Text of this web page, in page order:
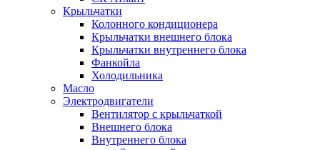
Крыльчатки
Колонного кондиционера
Крыльчатки внешнего блока
Крыльчатки внутреннего блока
Фанкойла
Холодильника
Масло
Электродвигатели
Вентилятор с крыльчаткой
Внешнего блока
Внутреннего блока